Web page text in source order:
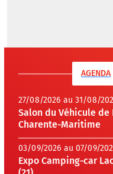
AGENDA
27/08/2026 au 31/08/
Salon du Véhicule de
Charente-Maritime
03/09/2026 au 07/09/
Expo Camping-car